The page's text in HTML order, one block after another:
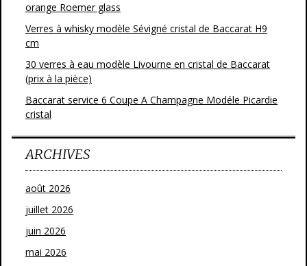
orange Roemer glass
Verres à whisky modèle Sévigné cristal de Baccarat H9
cm
30 verres à eau modèle Livourne en cristal de Baccarat
(prix à la pièce)
Baccarat service 6 Coupe A Champagne Modéle Picardie
cristal
ARCHIVES
août 2026
juillet 2026
juin 2026
mai 2026